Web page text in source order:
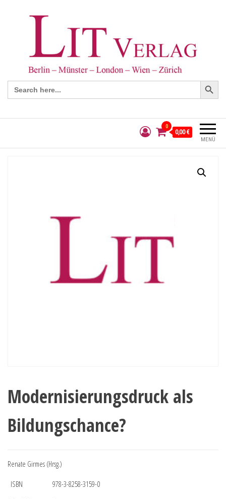
Search
for:
Search Button
MENÜ
0
0,00 €
Modernisierungsdruck als
Bildungschance?
Renate Girmes (Hrsg.)
ISBN
978-3-8258-3159-0